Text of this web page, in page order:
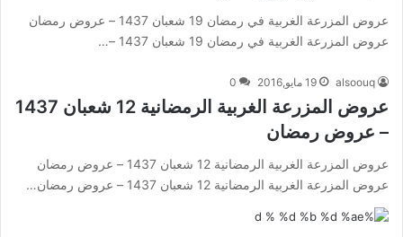
عروض المزرعة الغربية في رمضان 19 شعبان 1437 – عروض رمضان
عروض المزرعة الغربية في رمضان 19 شعبان 1437 –…
alsoouq 19 مايو,2016 0
عروض المزرعة الغربية الرمضانية 12 شعبان 1437
– عروض رمضان
عروض المزرعة الغربية الرمضانية 12 شعبان 1437 – عروض رمضان
عروض المزرعة الغربية الرمضانية 12 شعبان 1437 – عروض رمضان…